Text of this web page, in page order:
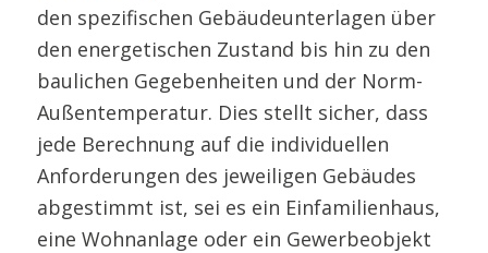
den spezifischen Gebäudeunterlagen über
den energetischen Zustand bis hin zu den
baulichen Gegebenheiten und der Norm-
Außentemperatur. Dies stellt sicher, dass
jede Berechnung auf die individuellen
Anforderungen des jeweiligen Gebäudes
abgestimmt ist, sei es ein Einfamilienhaus,
eine Wohnanlage oder ein Gewerbeobjekt